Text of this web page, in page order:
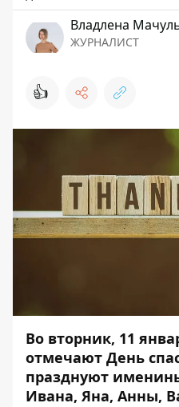
Владлена
ЖУРНАЛИСТ
👍
Во вторник, 11
отмечают День
празднуют
Ивана, Яна, Анны,